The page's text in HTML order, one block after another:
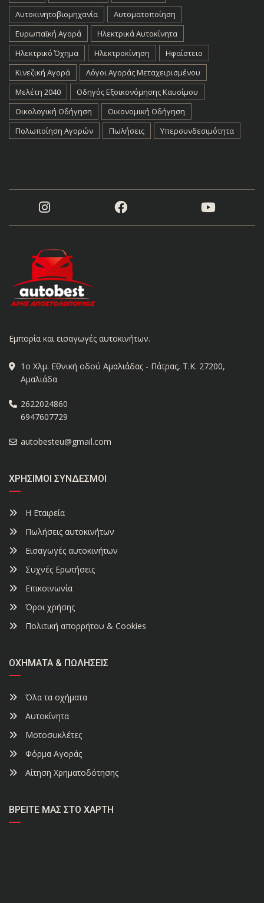
Αυτοκινητοβιομηχανία
Αυτοματοποίηση
Ευρωπαϊκή Αγορά
Ηλεκτρικά Αυτοκίνητα
Ηλεκτρικό Όχημα
Ηλεκτροκίνηση
Ηφαίστειο
Κινεζική Αγορά
Λόγοι Αγοράς Μεταχειρισμένου
Μελέτη 2040
Οδηγός Εξοικονόμησης Καυσίμου
Οικολογική Οδήγηση
Οικονομική Οδήγηση
Πολωποίηση Αγορών
Πωλήσεις Υπερσυνδεσιμότητα
Εμπορία και εισαγωγές αυτοκινήτων.
1ο Χλμ. Εθνική οδού Αμαλιάδας - Πάτρας, Τ.Κ. 27200,
Αμαλιάδα
2622024860
6947607729
autobesteu@gmail.com
ΧΡΉΣΙΜΟΙ ΣΎΝΔΕΣΜΟΙ
Η Εταιρεία
Πωλήσεις αυτοκινήτων
Εισαγωγές αυτοκινήτων
Συχνές Ερωτήσεις
Επικοινωνία
Όροι χρήσης
Πολιτική απορρήτου & Cookies
ΟΧΉΜΑΤΑ & ΠΩΛΉΣΕΙΣ
Όλα τα οχήματα
Αυτοκίνητα
Μοτοσυκλέτες
Φόρμα Αγοράς
Αίτηση Χρηματοδότησης
ΒΡΕΊΤΕ ΜΑΣ ΣΤΟ ΧΆΡΤΗ